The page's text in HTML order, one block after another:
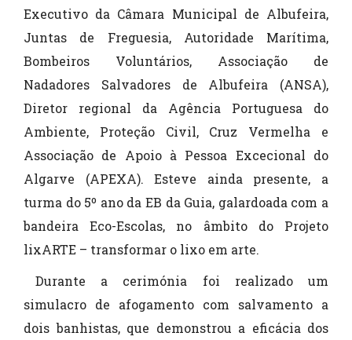
Executivo da Câmara Municipal de Albufeira,
Juntas de Freguesia, Autoridade Marítima,
Bombeiros Voluntários, Associação de
Nadadores Salvadores de Albufeira (ANSA),
Diretor regional da Agência Portuguesa do
Ambiente, Proteção Civil, Cruz Vermelha e
Associação de Apoio à Pessoa Excecional do
Algarve (APEXA). Esteve ainda presente, a
turma do 5º ano da EB da Guia, galardoada com a
bandeira Eco-Escolas, no âmbito do Projeto
lixARTE – transformar o lixo em arte.
Durante a cerimónia foi realizado um
simulacro de afogamento com salvamento a
dois banhistas, que demonstrou a eficácia dos